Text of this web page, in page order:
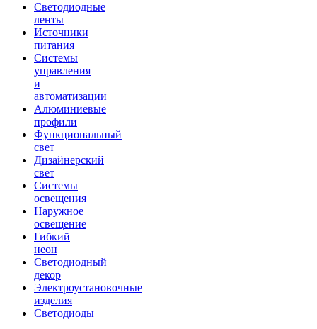
Светодиодные
ленты
Источники
питания
Системы
управления
и
автоматизации
Алюминиевые
профили
Функциональный
свет
Дизайнерский
свет
Системы
освещения
Наружное
освещение
Гибкий
неон
Светодиодный
декор
Электроустановочные
изделия
Светодиоды